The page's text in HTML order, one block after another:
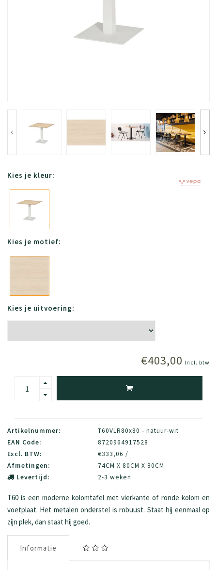
Kies je kleur:
Kies je motief:
Kies je uitvoering:
€403,00 Incl. btw
Artikelnummer:
T60VLR80x80 - natuur-wit
EAN Code:
8720964917528
Excl. BTW:
€333,06 /
Afmetingen:
74CM X 80CM X 80CM
Levertijd:
2-3 weken
T60 is een moderne kolomtafel met vierkante of ronde kolom en
voetplaat. Het metalen onderstel is robuust. Staat hij eenmaal op
zijn plek, dan staat hij goed.
Informatie